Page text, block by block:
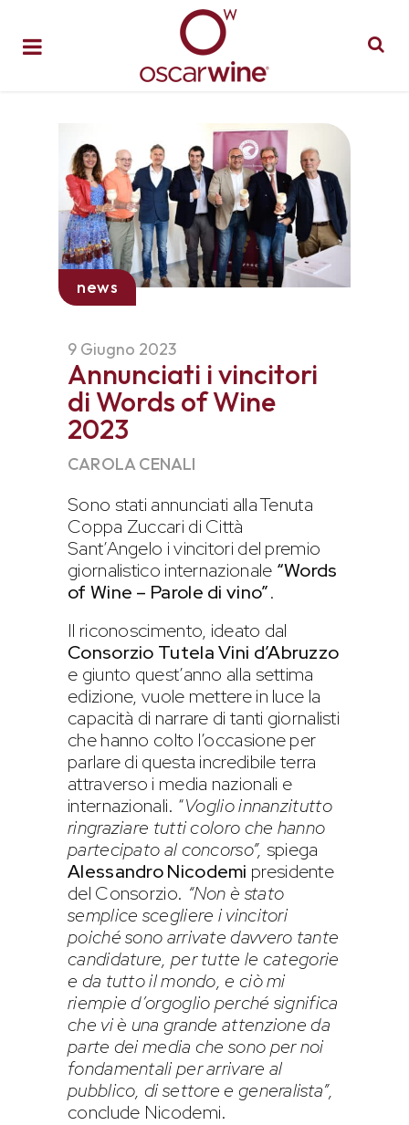
news
9 Giugno 2023
Annunciati i vincitori
di Words of Wine
2023
CAROLA CENALI
Sono stati annunciati alla Tenuta
Coppa Zuccari di Città
Sant’Angelo i vincitori del premio
giornalistico internazionale “Words
of Wine – Parole di vino”.
Il riconoscimento, ideato dal
Consorzio Tutela Vini d’Abruzzo
e giunto quest’anno alla settima
edizione, vuole mettere in luce la
capacità di narrare di tanti giornalisti
che hanno colto l’occasione per
parlare di questa incredibile terra
attraverso i media nazionali e
internazionali. “Voglio innanzitutto
ringraziare tutti coloro che hanno
partecipato al concorso”, spiega
Alessandro Nicodemi presidente
del Consorzio. “Non è stato
semplice scegliere i vincitori
poiché sono arrivate davvero tante
candidature, per tutte le categorie
e da tutto il mondo, e ciò mi
riempie d’orgoglio perché significa
che vi è una grande attenzione da
parte dei media che sono per noi
fondamentali per arrivare al
pubblico, di settore e generalista”,
conclude Nicodemi.